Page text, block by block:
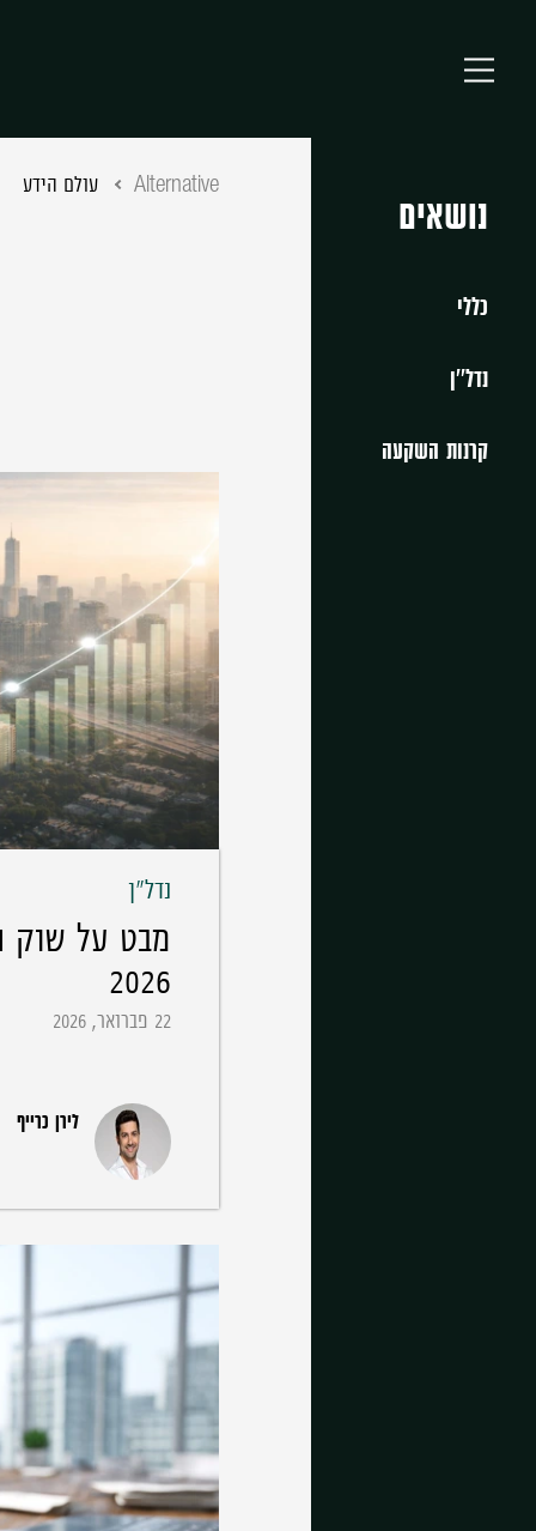
נושאים
כללי
נדל''ן
קרנות השקעה
Alternative עולם הידע
נדל"ן
מבט על שוק
2026
22 פברואר, 2026
לירן כרייף